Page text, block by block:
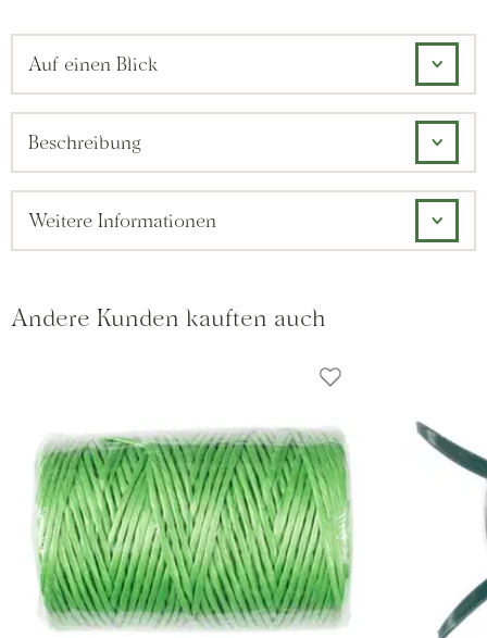
Auf einen Blick
Beschreibung
Weitere Informationen
Andere Kunden kauften auch